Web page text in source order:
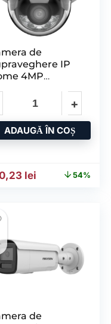
lei.
1.126,77 lei.
de
IP
4MP
Lentila
ADAUGĂ ÎN COȘ
inițial a fost:
lei Prețul curent
54%
de